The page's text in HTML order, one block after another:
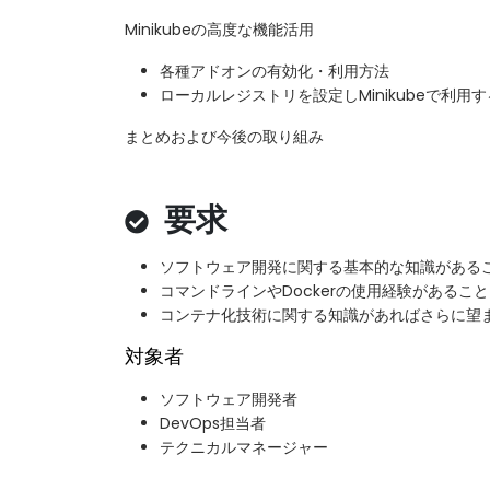
Minikubeの高度な機能活用
各種アドオンの有効化・利用方法
ローカルレジストリを設定しMinikubeで利用
まとめおよび今後の取り組み
要求
ソフトウェア開発に関する基本的な知識がある
コマンドラインやDockerの使用経験があること
コンテナ化技術に関する知識があればさらに望
対象者
ソフトウェア開発者
DevOps担当者
テクニカルマネージャー